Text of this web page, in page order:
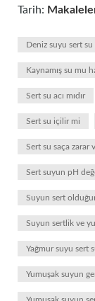
Tarih:
Deniz suyu sert
Kaynamış su mu
Sert su acı mıdır
Sert su içilir mi
Sert su saça zarar
Sert suyun pH
Suyun sert
Suyun sertlik ve
Yağmur suyu sert
Yumuşak suyun